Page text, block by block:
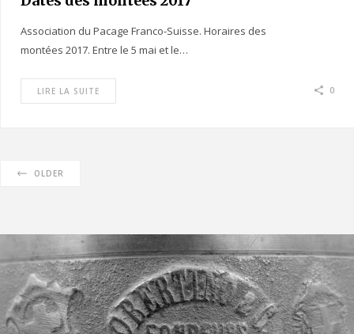
Association du Pacage Franco-Suisse. Horaires des
montées 2017. Entre le 5 mai et le…
LIRE LA SUITE 0
OLDER